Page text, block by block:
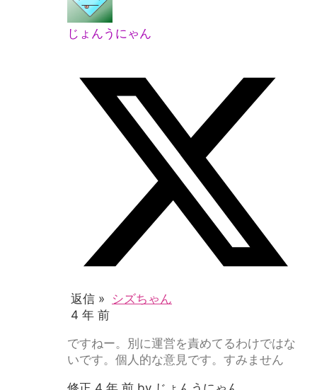
じょんうにゃん
返信 » シズちゃん
4 年 前
ですねー。別に運営を責めてるわけではな
いです。個人的な意見です。すみません